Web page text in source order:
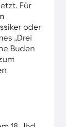
Für
oder
„Drei
Buden